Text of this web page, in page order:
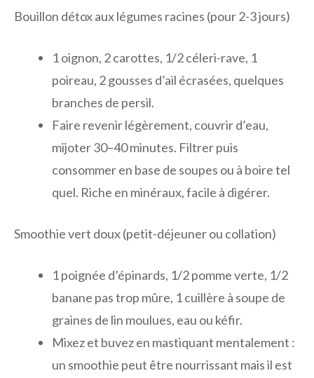
Bouillon détox aux légumes racines (pour 2-3 jours)
1 oignon, 2 carottes, 1/2 céleri-rave, 1
poireau, 2 gousses d’ail écrasées, quelques
branches de persil.
Faire revenir légèrement, couvrir d’eau,
mijoter 30–40 minutes. Filtrer puis
consommer en base de soupes ou à boire tel
quel. Riche en minéraux, facile à digérer.
Smoothie vert doux (petit-déjeuner ou collation)
1 poignée d’épinards, 1/2 pomme verte, 1/2
banane pas trop mûre, 1 cuillère à soupe de
graines de lin moulues, eau ou kéfir.
Mixez et buvez en mastiquant mentalement :
un smoothie peut être nourrissant mais il est